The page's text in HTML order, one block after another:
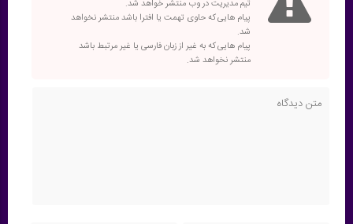
تیم مدیریت در وب منتشر خواهد شد.
پیام هایی که حاوی تهمت یا افترا باشد منتشر نخواهد
شد.
پیام هایی که به غیر از زبان فارسی یا غیر مرتبط باشد
منتشر نخواهد شد.